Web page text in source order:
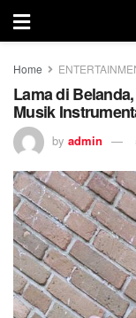
Home
Lama di
Musik
by admin